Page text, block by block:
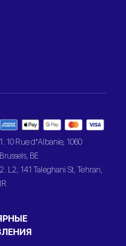
1. 10 Rue d’Albanie, 1060
Brussels, BE
2. L2, 141 Taleghani St, Tehran,
IR